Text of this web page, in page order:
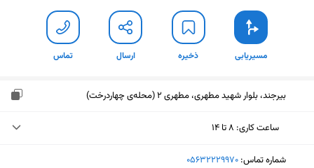
مسیریابی ذخیره ارسال تماس
بیرجند، بلوار شهید مطهری، مطهری 2 (محله‌ی چهاردرخت)
ساعت کاری: ۸ تا ۱۴
یکشنبه (امروز)
شماره تماس: ‎05632229970